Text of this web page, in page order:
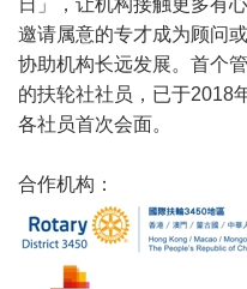
日」，让机构接触更多有
邀请属意的专才成为顾问
协助机构长远发展。首个
的扶轮社社员，已于2018
各社员首次会面。
合作机构：